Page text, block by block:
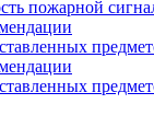
пожарной